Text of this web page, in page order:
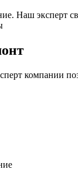
Наш эксперт
компании